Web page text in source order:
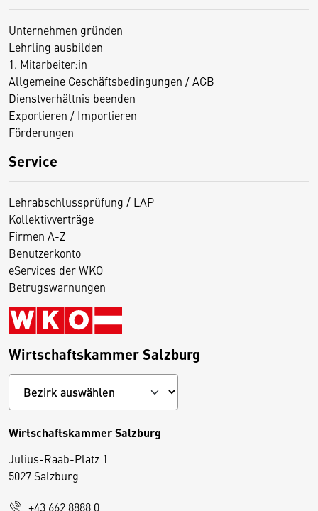
Unternehmen gründen
Lehrling ausbilden
1. Mitarbeiter:in
Allgemeine Geschäftsbedingungen / AGB
Dienstverhältnis beenden
Exportieren / Importieren
Förderungen
Service
Lehrabschlussprüfung / LAP
Kollektivverträge
Firmen A-Z
Benutzerkonto
eServices der WKO
Betrugswarnungen
Wirtschaftskammer Salzburg
Wirtschaftskammer Salzburg
Julius-Raab-Platz 1
5027 Salzburg
+43 662 8888 0
D